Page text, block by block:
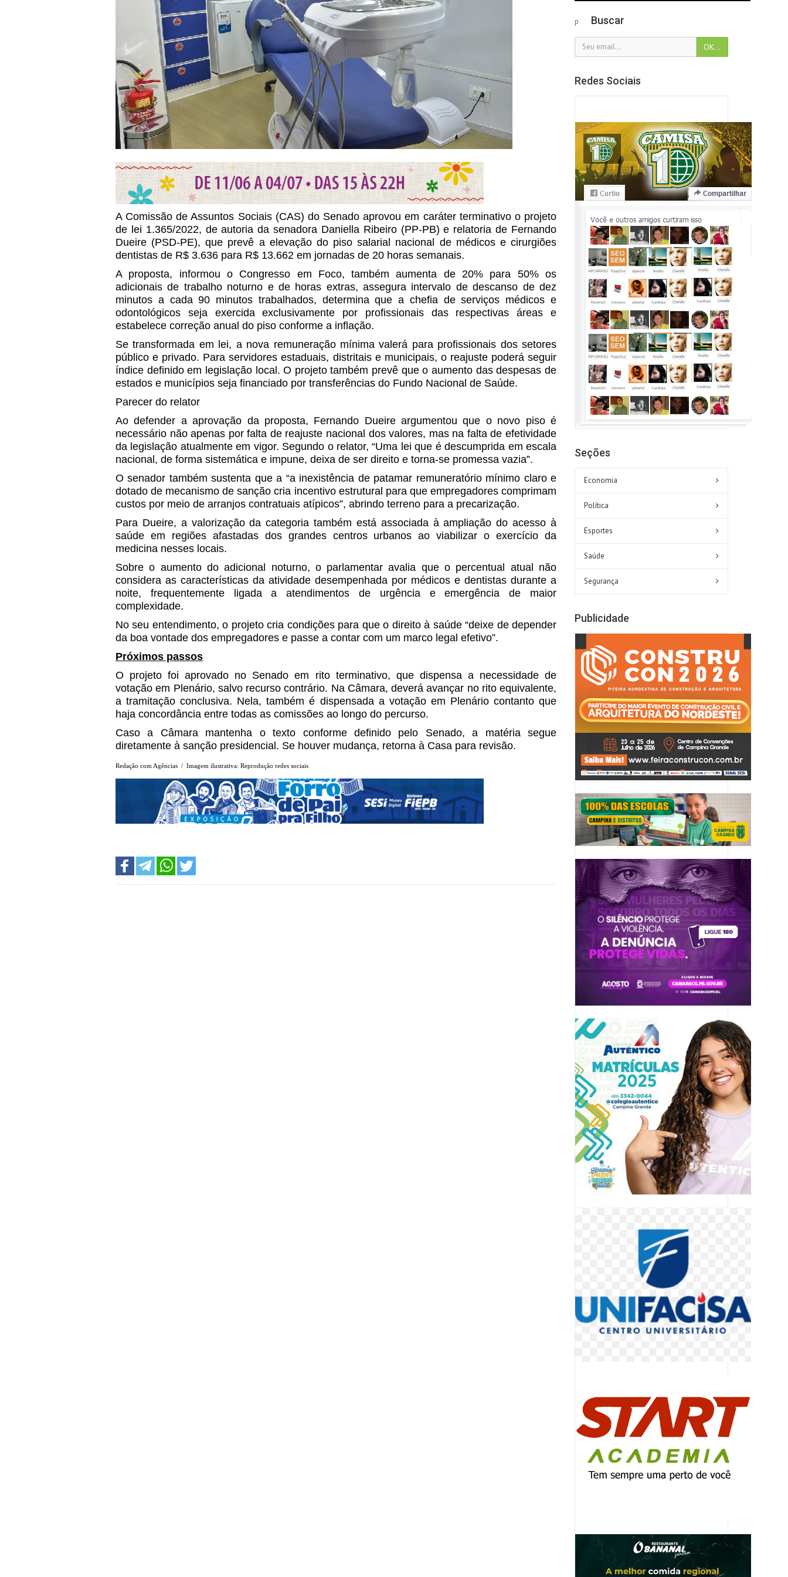
A Comissão de Assuntos Sociais (CAS) do Senado aprovou em caráter terminativo o projeto
de lei 1.365/2022, de autoria da senadora Daniella Ribeiro (PP-PB) e relatoria de Fernando
Dueire (PSD-PE), que prevê a elevação do piso salarial nacional de médicos e cirurgiões
dentistas de R$ 3.636 para R$ 13.662 em jornadas de 20 horas semanais.
A proposta, informou o Congresso em Foco, também aumenta de 20% para 50% os
adicionais de trabalho noturno e de horas extras, assegura intervalo de descanso de dez
minutos a cada 90 minutos trabalhados, determina que a chefia de serviços médicos e
odontológicos seja exercida exclusivamente por profissionais das respectivas áreas e
estabelece correção anual do piso conforme a inflação.
Se transformada em lei, a nova remuneração mínima valerá para profissionais dos setores
público e privado. Para servidores estaduais, distritais e municipais, o reajuste poderá seguir
índice definido em legislação local. O projeto também prevê que o aumento das despesas de
estados e municípios seja financiado por transferências do Fundo Nacional de Saúde.
Parecer do relator
Ao defender a aprovação da proposta, Fernando Dueire argumentou que o novo piso é
necessário não apenas por falta de reajuste nacional dos valores, mas na falta de efetividade
da legislação atualmente em vigor. Segundo o relator, “Uma lei que é descumprida em escala
nacional, de forma sistemática e impune, deixa de ser direito e torna-se promessa vazia”.
O senador também sustenta que a “a inexistência de patamar remuneratório mínimo claro e
dotado de mecanismo de sanção cria incentivo estrutural para que empregadores comprimam
custos por meio de arranjos contratuais atípicos”, abrindo terreno para a precarização.
Para Dueire, a valorização da categoria também está associada à ampliação do acesso à
saúde em regiões afastadas dos grandes centros urbanos ao viabilizar o exercício da
medicina nesses locais.
Sobre o aumento do adicional noturno, o parlamentar avalia que o percentual atual não
considera as características da atividade desempenhada por médicos e dentistas durante a
noite, frequentemente ligada a atendimentos de urgência e emergência de maior
complexidade.
No seu entendimento, o projeto cria condições para que o direito à saúde “deixe de depender
da boa vontade dos empregadores e passe a contar com um marco legal efetivo”.
Próximos passos
O projeto foi aprovado no Senado em rito terminativo, que dispensa a necessidade de
votação em Plenário, salvo recurso contrário. Na Câmara, deverá avançar no rito equivalente,
a tramitação conclusiva. Nela, também é dispensada a votação em Plenário contanto que
haja concordância entre todas as comissões ao longo do percurso.
Caso a Câmara mantenha o texto conforme definido pelo Senado, a matéria segue
diretamente à sanção presidencial. Se houver mudança, retorna à Casa para revisão.
Redação com Agências / Imagem ilustrativa: Reprodução redes sociais
p Buscar
Redes Sociais
Seções
Economia
Política
Esportes
Saúde
Segurança
Publicidade